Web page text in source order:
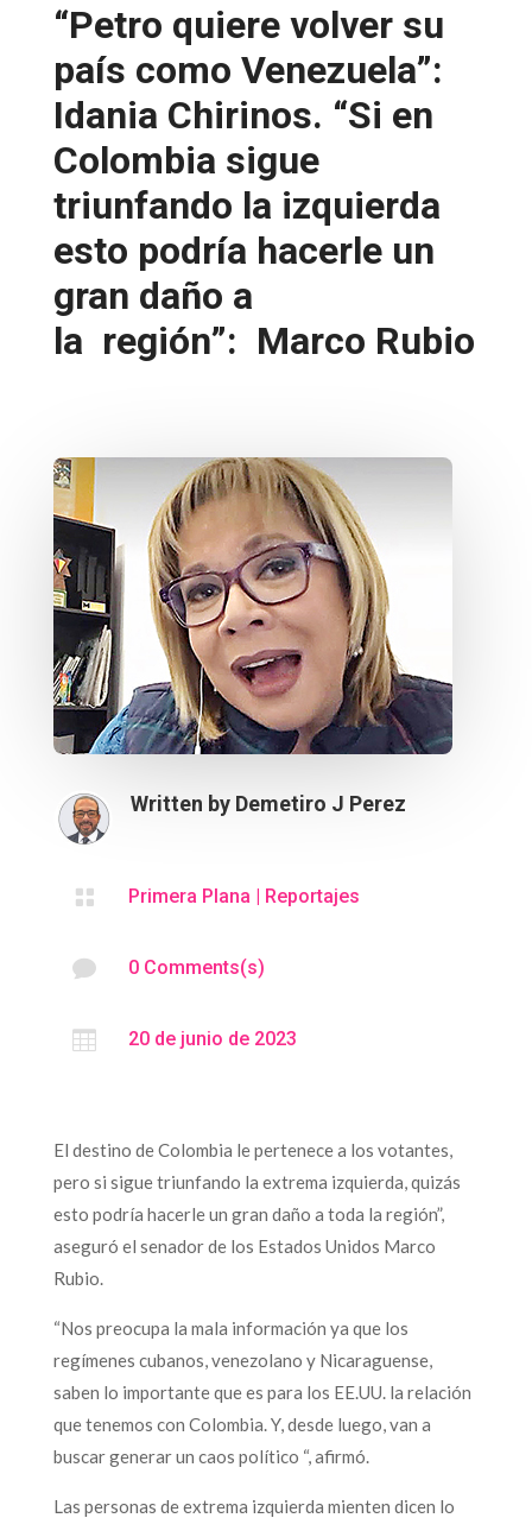
“Petro quiere volver su
país como Venezuela”:
Idania Chirinos. “Si en
Colombia sigue
triunfando la izquierda
esto podría hacerle un
gran daño a
la región”: Marco Rubio
Written by Demetiro J Perez
 Primera Plana | Reportajes
 0 Comments(s)
 20 de junio de 2023
El destino de Colombia le pertenece a los votantes,
pero si sigue triunfando la extrema izquierda, quizás
esto podría hacerle un gran daño a toda la región”,
aseguró el senador de los Estados Unidos Marco
Rubio.
“Nos preocupa la mala información ya que los
regímenes cubanos, venezolano y Nicaraguense,
saben lo importante que es para los EE.UU. la relación
que tenemos con Colombia. Y, desde luego, van a
buscar generar un caos político “, afirmó.
Las personas de extrema izquierda mienten dicen lo